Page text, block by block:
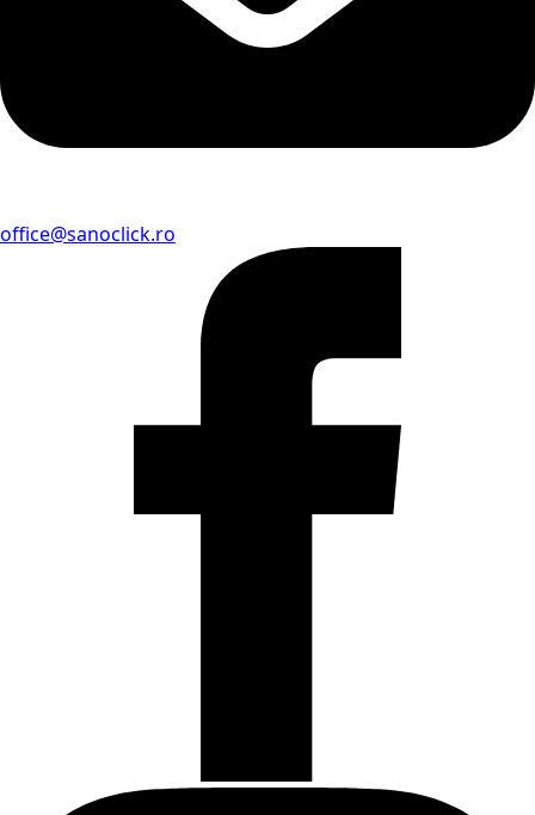
office@sanoclick.ro